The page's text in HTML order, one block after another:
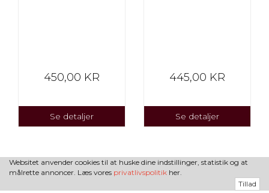
450,00 KR
Se detaljer
445,00 KR
Se detaljer
Websitet anvender cookies til at huske dine indstillinger, statistik og at
målrette annoncer. Læs vores privatlivspolitik her.
Tillad